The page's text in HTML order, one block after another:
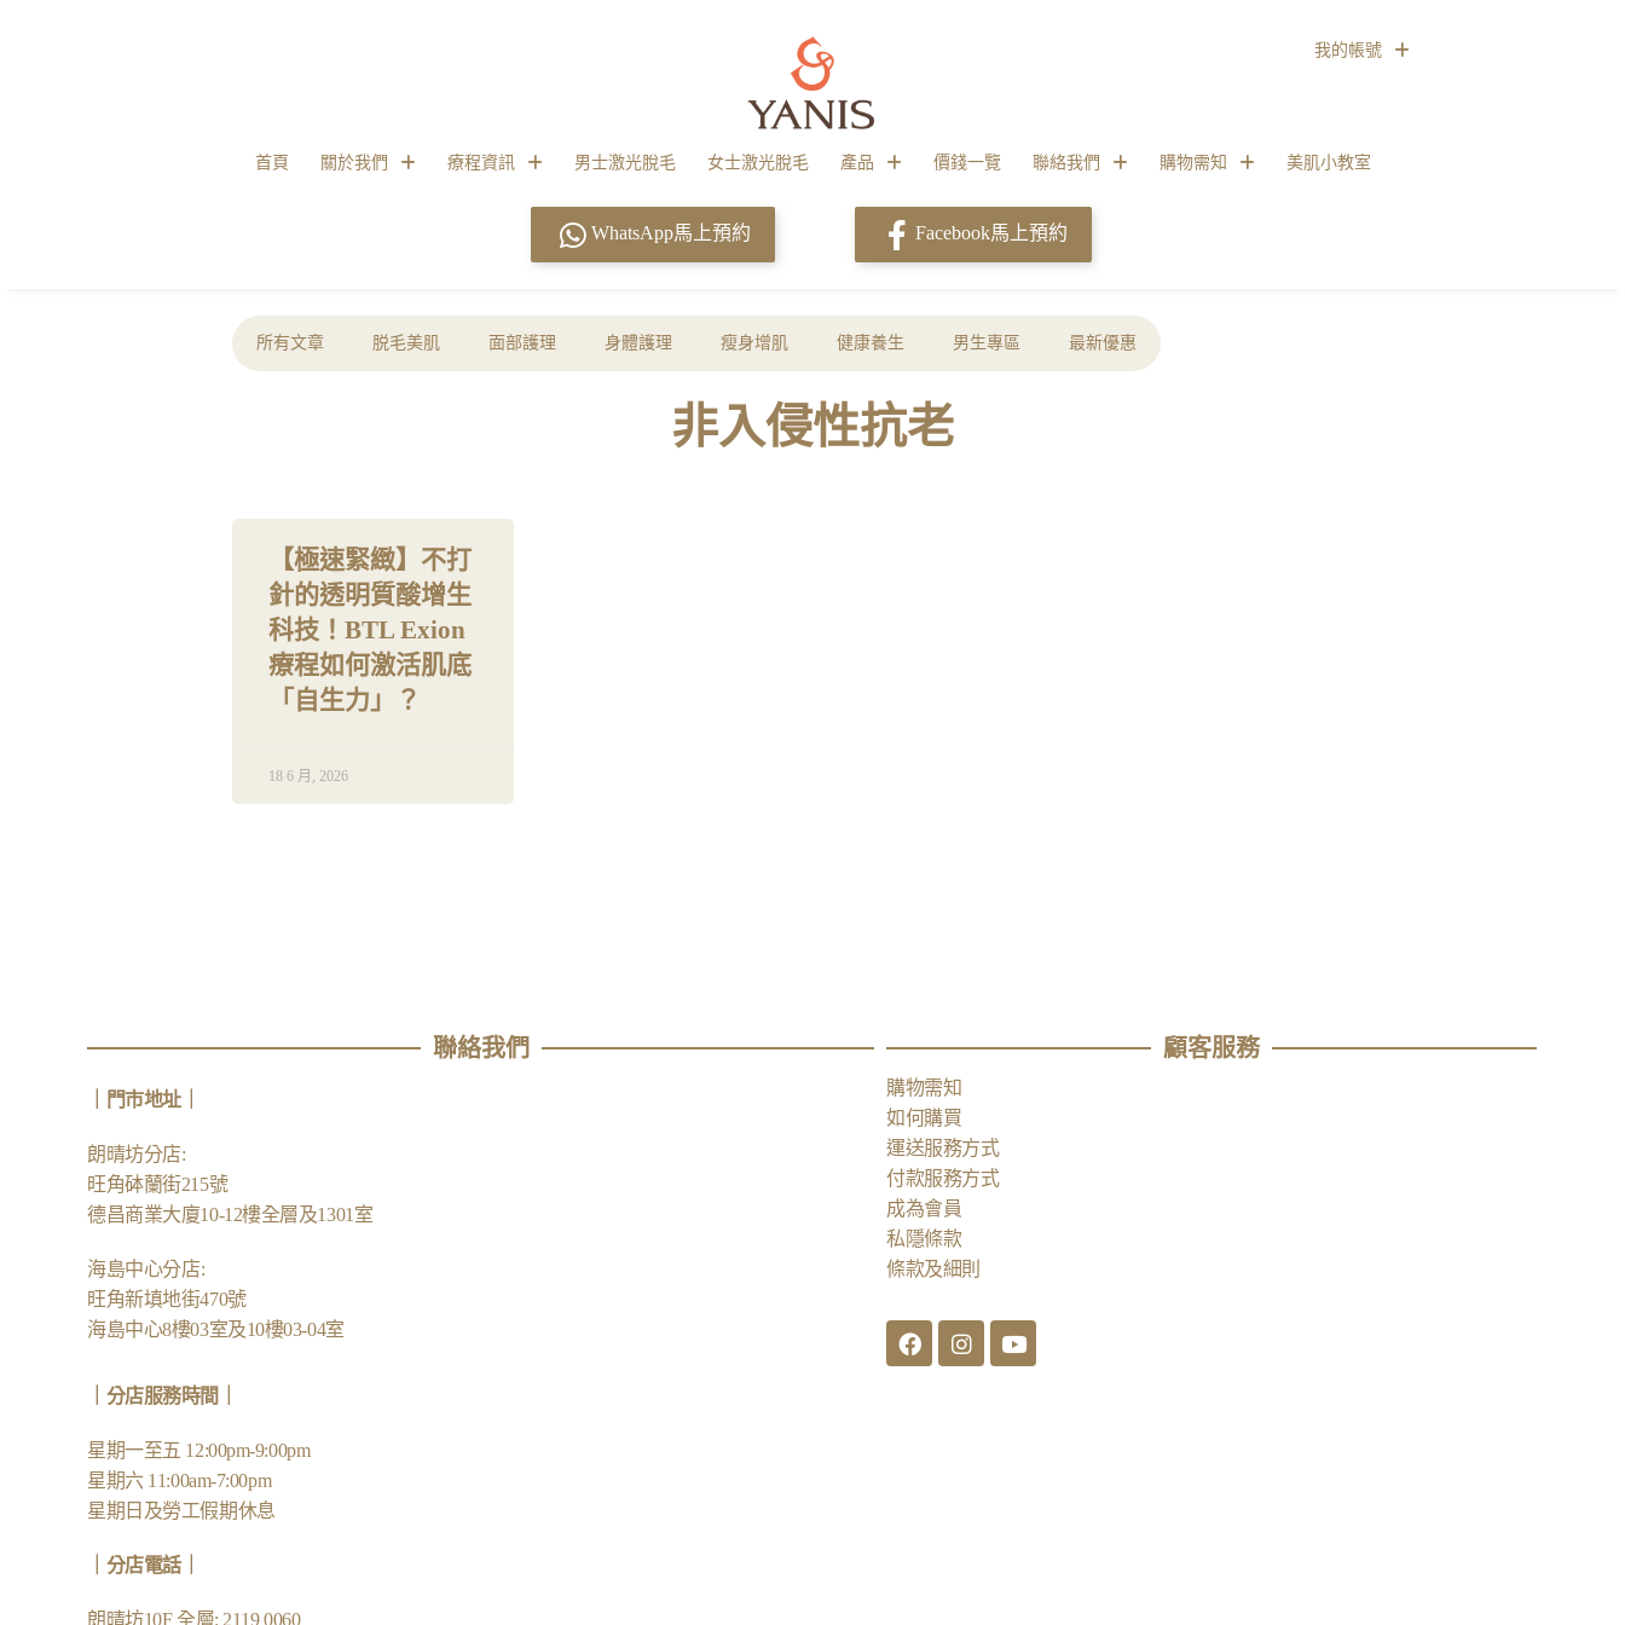
首頁 關於我們 療程資訊 男士激光脫毛 女士激光脫毛 產品 價錢一覽 聯絡我們 購物需知 美肌小教室
我的帳號
WhatsApp馬上預約 Facebook馬上預約
所有文章 脱毛美肌 面部護理 身體護理 瘦身增肌 健康養生 男生專區 最新優惠
非入侵性抗老
【極速緊緻】不打
針的透明質酸增生
科技！BTL Exion
療程如何激活肌底
「自生力」？
18 6 月, 2026
聯絡我們
門市地址｜
朗晴坊分店:
旺角砵蘭街215號
德昌商業大廈10-12樓全層及1301室
海島中心分店:
旺角新填地街470號
海島中心8樓03室及10樓03-04室
｜分店服務時間｜
星期一至五 12:00pm-9:00pm
星期六 11:00am-7:00pm
星期日及勞工假期休息
分店電話｜
朗晴坊10F 全層: 2119 0060
顧客服務​
購物需知
如何購買
運送服務方式
付款服務方式
成為會員
私隱條款
條款及細則